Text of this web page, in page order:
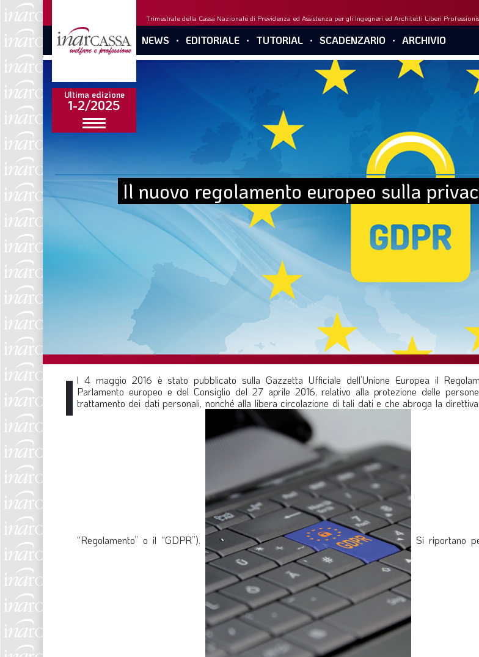
Ultima edizione
1-2/2025
Trimestrale della Cassa Nazionale di Previdenza ed Assistenza per gli Ingegneri ed Architetti Liberi
NEWS EDITORIALE TUTORIAL SCADENZARIO ARCHIVIO
Il nuovo regolamento europeo sulla
I l 4 maggio 2016 è stato pubblicato sulla Gazzetta Ufficiale dell’Unione Europea il
Parlamento europeo e del Consiglio del 27 aprile 2016, relativo alla protezione delle
trattamento dei dati personali, nonché alla libera circolazione di tali dati e che abroga la
“Regolamento” o il “GDPR”). Si riportano